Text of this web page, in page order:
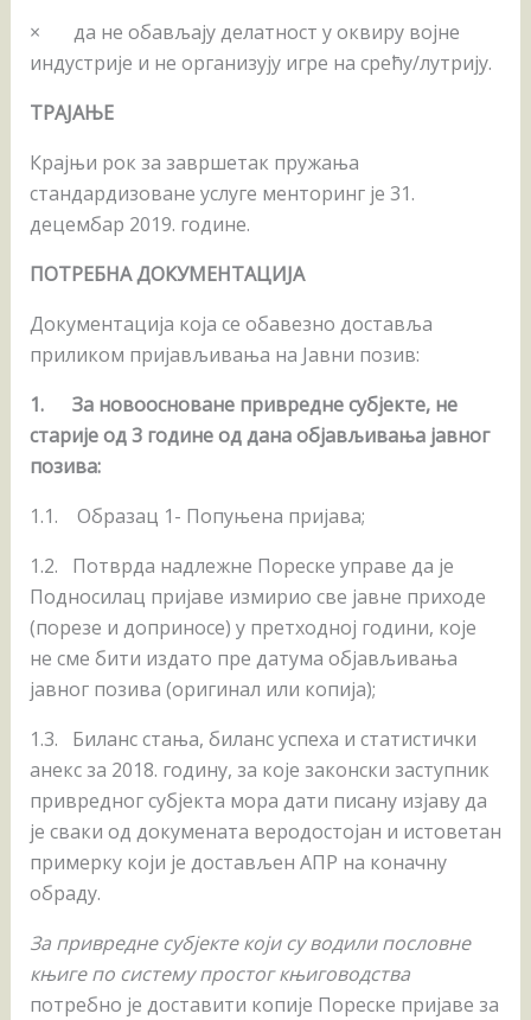
× да не обављају делатност у оквиру војне
индустрије и не организују игре на срећу/лутрију.
ТРАЈАЊЕ
Крајњи рок за завршетак пружања
стандардизоване услуге менторинг је 31.
децембар 2019. године.
ПОТРЕБНА ДОКУМЕНТАЦИЈА
Документација која се обавезно доставља
приликом пријављивања на Јавни позив:
1. За новоосноване привредне субјекте, не
старије од 3 године од дана објављивања јавног
позива:
1.1. Образац 1- Попуњена пријава;
1.2. Потврда надлежне Пореске управе да је
Подносилац пријаве измирио све јавне приходе
(порезе и доприносе) у претходној години, које
не сме бити издато пре датума објављивања
јавног позива (оригинал или копија);
1.3. Биланс стања, биланс успеха и статистички
анекс за 2018. годину, за које законски заступник
привредног субјекта мора дати писану изјаву да
је сваки од докумената веродостојан и истоветан
примерку који је достављен АПР на коначну
обраду.
За привредне субјекте који су водили пословне
књиге по систему простог књиговодства
потребно је доставити копије Пореске пријаве за